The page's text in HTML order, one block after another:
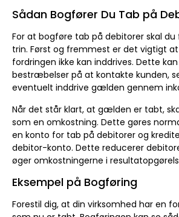
Sådan Bogfører Du Tab på
For at bogføre tab på debitorer skal
trin. Først og fremmest er det vigtigt
fordringen ikke kan inddrives. Dette
bestræbelser på at kontakte kunden,
eventuelt inddrive gælden gennem
Når det står klart, at gælden er tabt,
som en omkostning. Dette gøres
en konto for tab på debitorer og
debitor-konto. Dette reducerer
øger omkostningerne i
Eksempel på Bogføring
Forestil dig, at din virksomhed har en